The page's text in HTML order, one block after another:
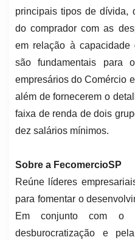
principais tipos de dívida,
do comprador com as
em relação à capacidade
são fundamentais para
empresários do Comércio
além de fornecerem o
faixa de renda de dois
dez salários mínimos.
Sobre a FecomercioSP
Reúne líderes
para fomentar o
Em conjunto com o
desburocratização e